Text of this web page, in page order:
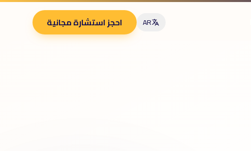
AR
احجز استشارة مجانية